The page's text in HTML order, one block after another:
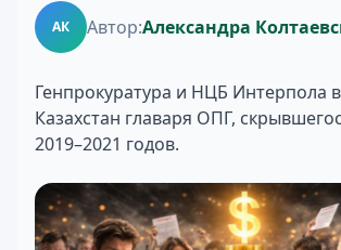
АК Автор:Александра
Генпрокуратура и НЦБ Интерпола
Казахстан главаря ОПГ,
2019–2021 годов.